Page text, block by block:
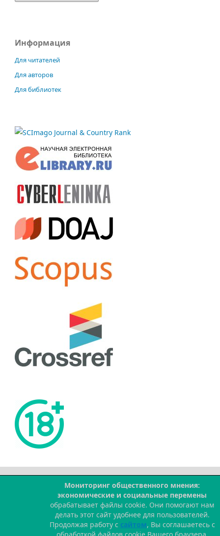
Информация
Для читателей
Для авторов
Для библиотек
Мониторинг общественного мнения:
экономические и социальные перемены
обрабатывает файлы cookie. Они помогают нам
делать этот сайт удобнее для пользователей.
Продолжая работу с сайтом, Вы соглашаетесь с